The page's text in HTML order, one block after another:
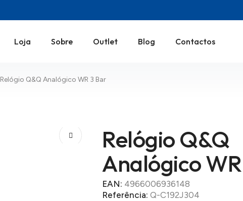
Loja Sobre Outlet Blog Contactos
Relógio Q&Q Analógico WR 3 Bar
Relógio Q&Q
Analógico
EAN: 4966006936148
Referência: Q-C192J304